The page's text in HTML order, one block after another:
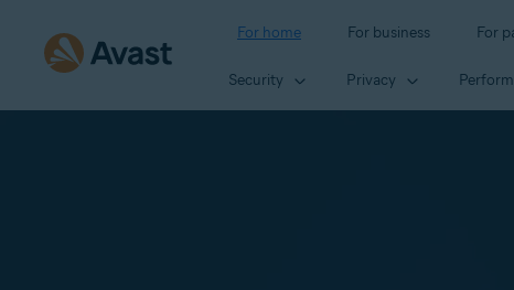
For home For business For
Security Privacy